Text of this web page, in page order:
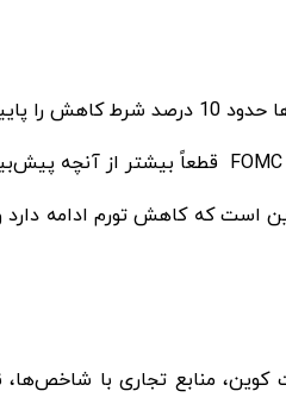
پویای قیمت بیت کوین، منابع